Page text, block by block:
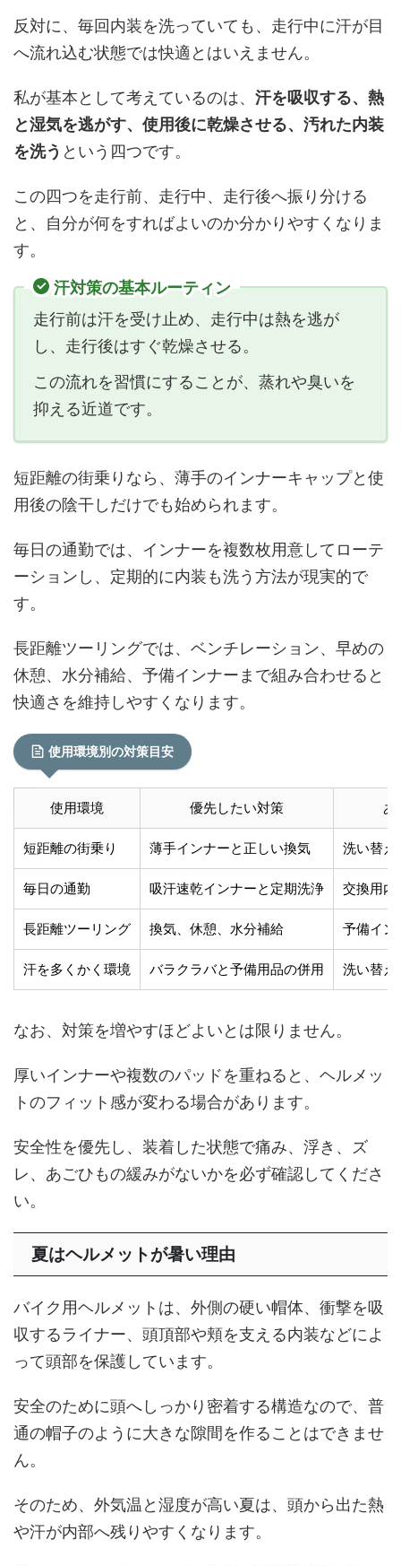
反対に、毎回内装を洗っていても、走行中に汗が目
へ流れ込む状態では快適とはいえません。
私が基本として考えているのは、 汗を吸収する、熱
と湿気を逃がす、使用後に乾燥させる、汚れた内装
を洗う という四つです。
この四つを走行前、走行中、走行後へ振り分ける
と、自分が何をすればよいのか分かりやすくなりま
す。
汗対策の基本ルーティン
走行前は汗を受け止め、走行中は熱を逃が
し、走行後はすぐ乾燥させる。
この流れを習慣にすることが、蒸れや臭いを
抑える近道です。
短距離の街乗りなら、薄手のインナーキャップと使
用後の陰干しだけでも始められます。
毎日の通勤では、インナーを複数枚用意してローテ
ーションし、定期的に内装も洗う方法が現実的で
す。
長距離ツーリングでは、ベンチレーション、早めの
休憩、水分補給、予備インナーまで組み合わせると
快適さを維持しやすくなります。
使用環境別の対策目安
使用環境 優先したい対策 あ
短距離の街乗り 薄手インナーと正しい換気 洗い替え
毎日の通勤 吸汗速乾インナーと定期洗浄 交換用内
長距離ツーリング 換気、休憩、水分補給 予備イン
汗を多くかく環境 バラクラバと予備用品の併用 洗い替え
なお、対策を増やすほどよいとは限りません。
厚いインナーや複数のパッドを重ねると、ヘルメッ
トのフィット感が変わる場合があります。
安全性を優先し、装着した状態で痛み、浮き、ズ
レ、あごひもの緩みがないかを必ず確認してくださ
い。
夏はヘルメットが暑い理由
バイク用ヘルメットは、外側の硬い帽体、衝撃を吸
収するライナー、頭頂部や頬を支える内装などによ
って頭部を保護しています。
安全のために頭へしっかり密着する構造なので、普
通の帽子のように大きな隙間を作ることはできませ
ん。
そのため、外気温と湿度が高い夏は、頭から出た熱
や汗が内部へ残りやすくなります。